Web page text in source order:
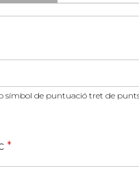
símbol de puntuació tret de
*